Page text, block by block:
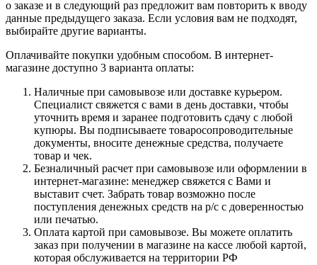
о заказе и в следующий раз предложит вам повторить к вводу
данные предыдущего заказа. Если условия вам не подходят,
выбирайте другие варианты.
Оплачивайте покупки удобным способом. В интернет-
магазине доступно 3 варианта оплаты:
Наличные при самовывозе или доставке курьером.
Специалист свяжется с вами в день доставки, чтобы
уточнить время и заранее подготовить сдачу с любой
купюры. Вы подписываете товаросопроводительные
документы, вносите денежные средства, получаете
товар и чек.
Безналичный расчет при самовывозе или оформлении в
интернет-магазине: менеджер свяжется с Вами и
выставит счет. Забрать товар возможно после
поступления денежных средств на р/с с доверенностью
или печатью.
Оплата картой при самовывозе. Вы можете оплатить
заказ при получении в магазине на кассе любой картой,
которая обслуживается на территории РФ